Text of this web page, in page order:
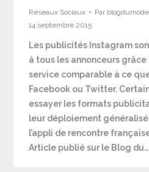
Réseaux Sociaux Par
14 septembre 2015
Les publicités Instagram
à tous les annonceurs
service comparable à ce
Facebook ou Twitter.
essayer les formats
leur déploiement généralisé.
l’appli de rencontre
Article publié sur le Blog du…